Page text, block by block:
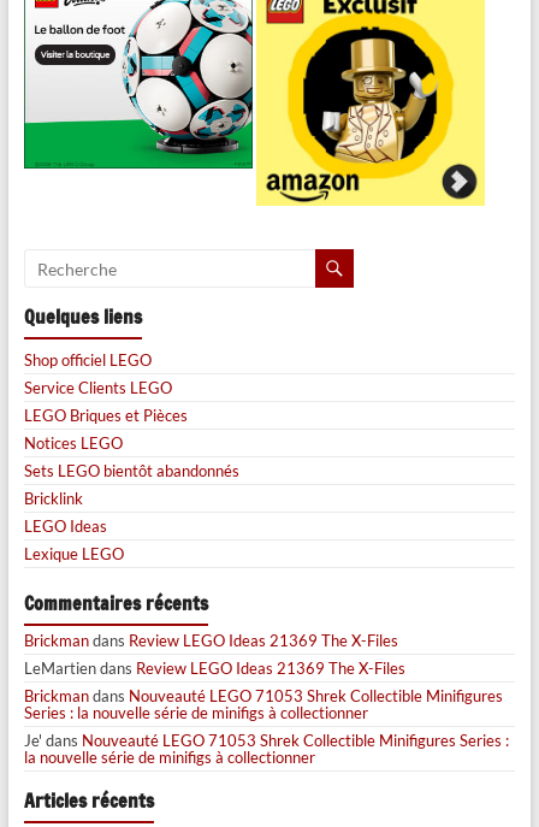
Quelques liens
Shop officiel LEGO
Service Clients LEGO
LEGO Briques et Pièces
Notices LEGO
Sets LEGO bientôt abandonnés
Bricklink
LEGO Ideas
Lexique LEGO
Commentaires récents
Brickmandans Review LEGO Ideas 21369 The X-Files
LeMartiendans Review LEGO Ideas 21369 The X-Files
Brickmandans Nouveauté LEGO 71053 Shrek Collectible Minifigures
Series : la nouvelle série de minifigs à collectionner
Je' dans Nouveauté LEGO 71053 Shrek Collectible Minifigures Series :
la nouvelle série de minifigs à collectionner
Articles récents